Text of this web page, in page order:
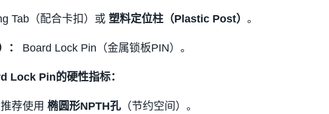
Tab（配合卡扣）或 塑料定位柱（Plastic Post） 。
： Board Lock Pin（金属锁板PIN）。
Lock Pin的硬性指标：
推荐使用 椭圆形NPTH孔（节约空间）。